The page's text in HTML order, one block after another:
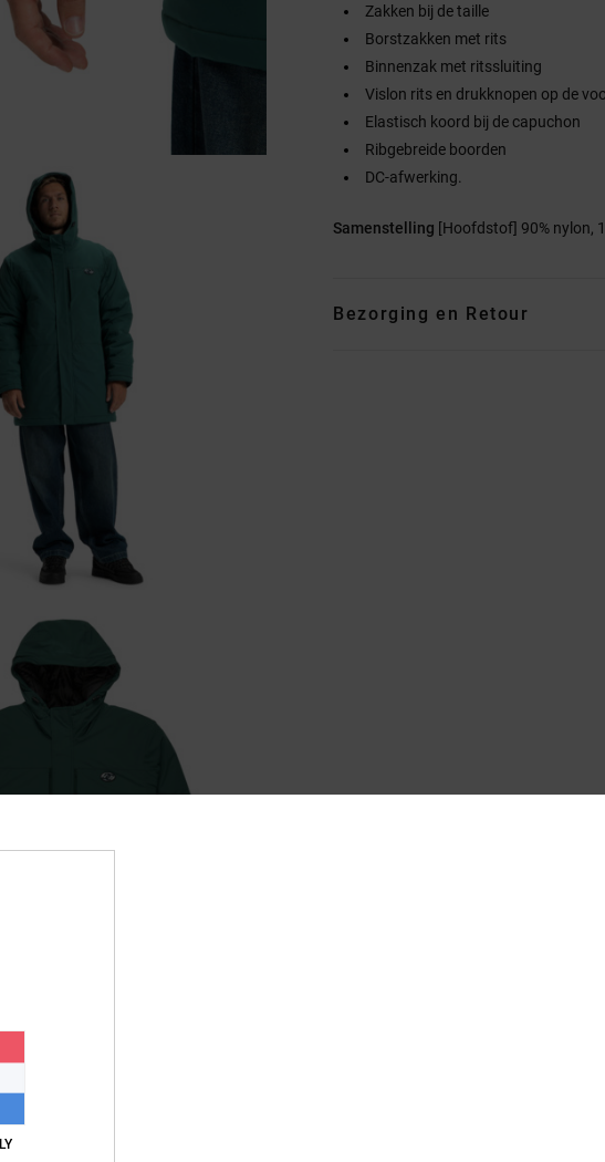
Zakken bij de taille
Borstzakken met rits
Binnenzak met ritssluiting
Vislon rits en drukknopen op de
Elastisch koord bij de capuchon
Ribgebreide boorden
DC-afwerking.
Samenstelling [Hoofdstof] 90% nylon,
Bezorging en Retour